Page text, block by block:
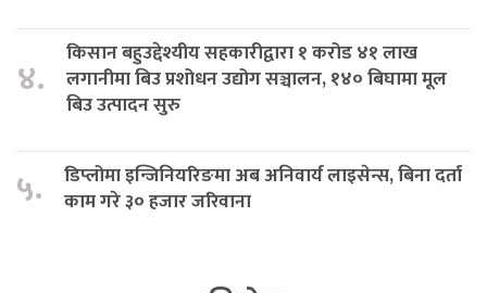
४.
किसान बहुउद्देश्यीय सहकारीद्वारा १ करोड ४१ लाख
लगानीमा बिउ प्रशोधन उद्योग सञ्चालन, १४० बिघामा मूल
बिउ उत्पादन सुरु
५.
डिप्लोमा इन्जिनियरिङमा अब अनिवार्य लाइसेन्स, बिना दर्ता
काम गरे ३० हजार जरिवाना